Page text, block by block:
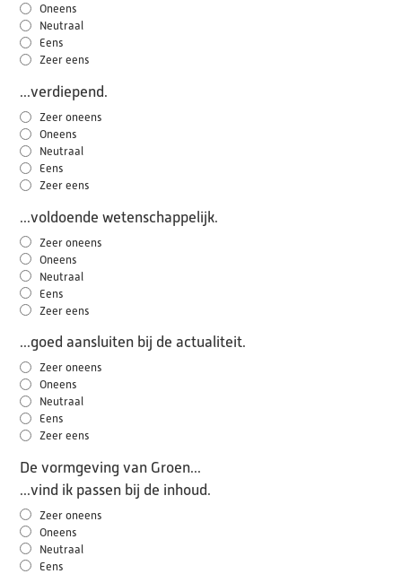
Oneens
Neutraal
Eens
Zeer eens
...verdiepend.
Zeer oneens
Oneens
Neutraal
Eens
Zeer eens
...voldoende wetenschappelijk.
Zeer oneens
Oneens
Neutraal
Eens
Zeer eens
...goed aansluiten bij de actualiteit.
Zeer oneens
Oneens
Neutraal
Eens
Zeer eens
De vormgeving van Groen...
...vind ik passen bij de inhoud.
Zeer oneens
Oneens
Neutraal
Eens